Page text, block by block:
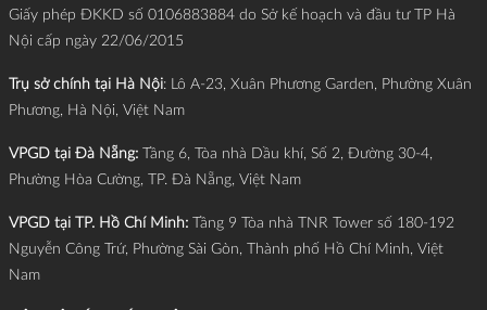
Giấy phép ĐKKD số 0106883884 do Sở kế hoạch và đầu tư TP Hà
Nội cấp ngày 22/06/2015
Trụ sở chính tại Hà Nội: Lô A-23, Xuân Phương Garden, Phường Xuân
Phương, Hà Nội, Việt Nam
VPGD tại Đà Nẵng: Tầng 6, Tòa nhà Dầu khí, Số 2, Đường 30-4,
Phường Hòa Cường, TP. Đà Nẵng, Việt Nam
VPGD tại TP. Hồ Chí Minh:
Tầng 9 Tòa nhà TNR Tower số 180-192
Nguyễn Công Trứ, Phường Sài Gòn, Thành phố Hồ Chí Minh, Việt
Nam